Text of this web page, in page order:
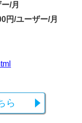
/月
円/ユーザー/月
ら